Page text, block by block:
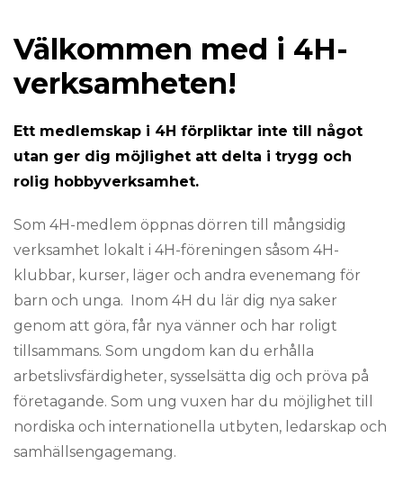
Välkommen med i 4H-
verksamheten!
Ett medlemskap i 4H förpliktar inte till något
utan ger dig möjlighet att delta i trygg och
rolig hobbyverksamhet.
Som 4H-medlem öppnas dörren till mångsidig
verksamhet lokalt i 4H-föreningen såsom 4H-
klubbar, kurser, läger och andra evenemang för
barn och unga. Inom 4H du lär dig nya saker
genom att göra, får nya vänner och har roligt
tillsammans. Som ungdom kan du erhålla
arbetslivsfärdigheter, sysselsätta dig och pröva på
företagande. Som ung vuxen har du möjlighet till
nordiska och internationella utbyten, ledarskap och
samhällsengagemang.